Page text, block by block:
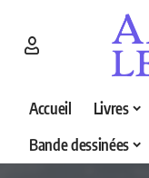
Accueil Livres
Bande dessinées